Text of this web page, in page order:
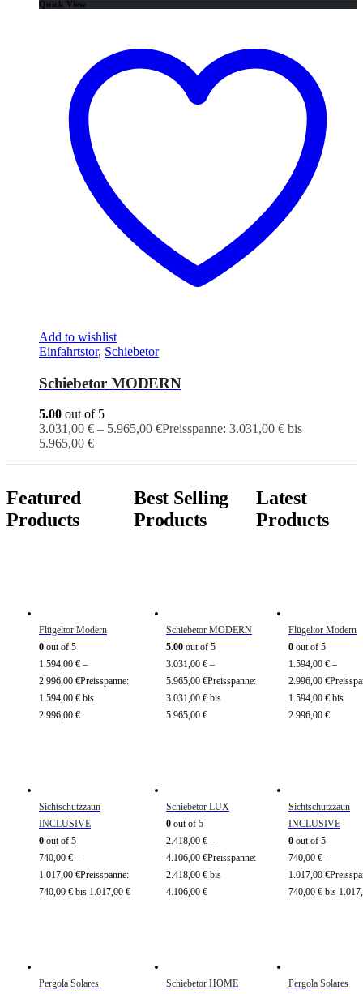
Quick View
Add to wishlist
Einfahrtstor, Schiebetor
Schiebetor MODERN
5.00 out of 5
3.031,00 € – 5.965,00 €Preisspanne: 3.031,00 € bis
5.965,00 €
Featured
Products
Flügeltor Modern
0 out of 5
1.594,00 € –
2.996,00 €Preisspanne:
1.594,00 € bis
2.996,00 €
Sichtschutzzaun
INCLUSIVE
0 out of 5
740,00 € –
1.017,00 €Preisspanne:
740,00 € bis 1.017,00 €
Pergola Solares
Best Selling
Products
Schiebetor MODERN
5.00 out of 5
3.031,00 € –
5.965,00 €Preisspanne:
3.031,00 € bis
5.965,00 €
Schiebetor LUX
0 out of 5
2.418,00 € –
4.106,00 €Preisspanne:
2.418,00 € bis
4.106,00 €
Schiebetor HOME
Latest
Products
Flügeltor Modern
0 out of 5
1.594,00 € –
2.996,00 €
1.594,00 € bis
2.996,00 €
Sichtschutzzaun
INCLUSIVE
0 out of 5
740,00 € –
1.017,00 €
740,00 € bis
Pergola Solares